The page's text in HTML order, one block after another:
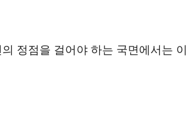
정점을 걸어야 하는 국면에서는